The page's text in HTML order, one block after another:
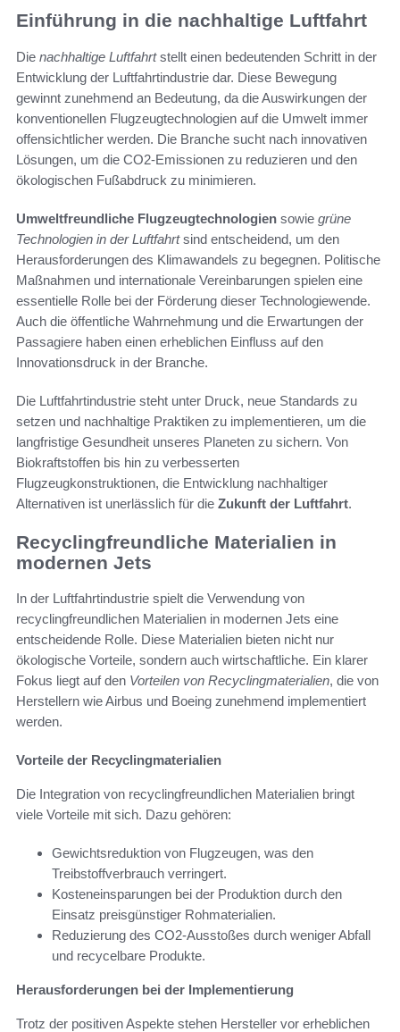
Einführung in die nachhaltige Luftfahrt
Die nachhaltige Luftfahrtstellt einen bedeutenden Schritt in der
Entwicklung der Luftfahrtindustrie dar. Diese Bewegung
gewinnt zunehmend an Bedeutung, da die Auswirkungen der
konventionellen Flugzeugtechnologien auf die Umwelt immer
offensichtlicher werden. Die Branche sucht nach innovativen
Lösungen, um die CO2-Emissionen zu reduzieren und den
ökologischen Fußabdruck zu minimieren.
Umweltfreundliche Flugzeugtechnologien sowie grüne
Technologien in der Luftfahrtsind entscheidend, um den
Herausforderungen des Klimawandels zu begegnen. Politische
Maßnahmen und internationale Vereinbarungen spielen eine
essentielle Rolle bei der Förderung dieser Technologiewende.
Auch die öffentliche Wahrnehmung und die Erwartungen der
Passagiere haben einen erheblichen Einfluss auf den
Innovationsdruck in der Branche.
Die Luftfahrtindustrie steht unter Druck, neue Standards zu
setzen und nachhaltige Praktiken zu implementieren, um die
langfristige Gesundheit unseres Planeten zu sichern. Von
Biokraftstoffen bis hin zu verbesserten
Flugzeugkonstruktionen, die Entwicklung nachhaltiger
Alternativen ist unerlässlich für die Zukunft der Luftfahrt.
Recyclingfreundliche Materialien in
modernen Jets
In der Luftfahrtindustrie spielt die Verwendung von
recyclingfreundlichen Materialien in modernen Jets eine
entscheidende Rolle. Diese Materialien bieten nicht nur
ökologische Vorteile, sondern auch wirtschaftliche. Ein klarer
Fokus liegt auf den Vorteilen von Recyclingmaterialien, die von
Herstellern wie Airbus und Boeing zunehmend implementiert
werden.
Vorteile der Recyclingmaterialien
Die Integration von recyclingfreundlichen Materialien bringt
viele Vorteile mit sich. Dazu gehören:
Gewichtsreduktion von Flugzeugen, was den
Treibstoffverbrauch verringert.
Kosteneinsparungen bei der Produktion durch den
Einsatz preisgünstiger Rohmaterialien.
Reduzierung des CO2-Ausstoßes durch weniger Abfall
und recycelbare Produkte.
Herausforderungen bei der Implementierung
Trotz der positiven Aspekte stehen Hersteller vor erheblichen